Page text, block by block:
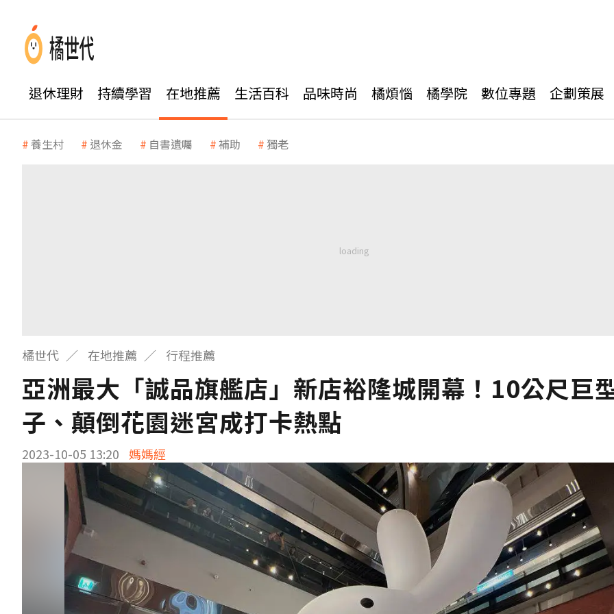
退休理財 持續學習 在地推薦 生活百科 品味時尚 橘煩惱 橘學院 數位專題 企劃策展
養生村 退休金 自書遺囑 補助 獨老
橘世代 在地推薦 行程推薦
亞洲最大「誠品旗艦店」新店裕隆城開幕！10公尺巨
子、顛倒花園迷宮成打卡熱點
2023-10-05 13:20 媽媽經